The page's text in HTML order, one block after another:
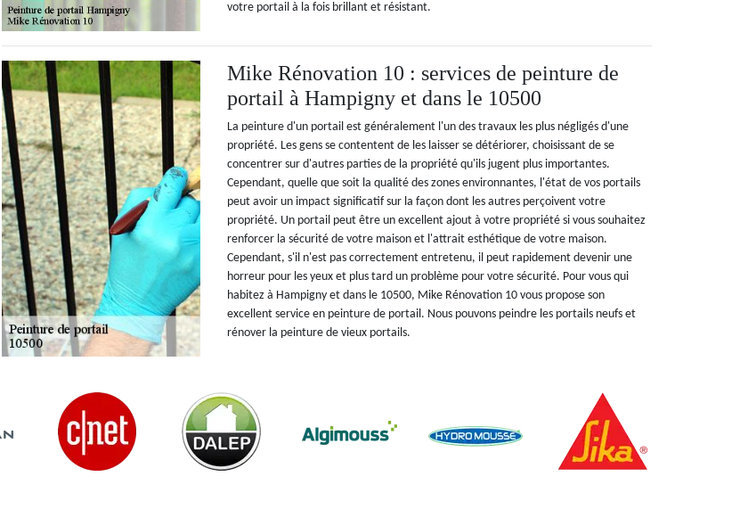
votre portail à la fois brillant et résistant.
Mike Rénovation 10 : services de peinture de
portail à Hampigny et dans le 10500
La peinture d'un portail est généralement l'un des travaux les plus négligés d'une
propriété. Les gens se contentent de les laisser se détériorer, choisissant de se
concentrer sur d'autres parties de la propriété qu'ils jugent plus importantes.
Cependant, quelle que soit la qualité des zones environnantes, l'état de vos portails
peut avoir un impact significatif sur la façon dont les autres perçoivent votre
propriété. Un portail peut être un excellent ajout à votre propriété si vous souhaitez
renforcer la sécurité de votre maison et l'attrait esthétique de votre maison.
Cependant, s'il n'est pas correctement entretenu, il peut rapidement devenir une
horreur pour les yeux et plus tard un problème pour votre sécurité. Pour vous qui
habitez à Hampigny et dans le 10500, Mike Rénovation 10 vous propose son
excellent service en peinture de portail. Nous pouvons peindre les portails neufs et
rénover la peinture de vieux portails.